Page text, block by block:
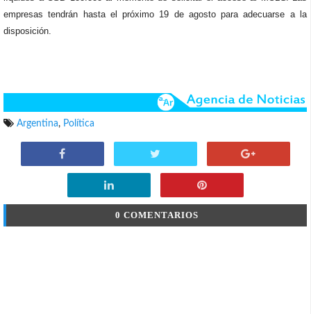
empresas tendrán hasta el próximo 19 de agosto para adecuarse a la
disposición.
Argentina, Política
0 COMENTARIOS